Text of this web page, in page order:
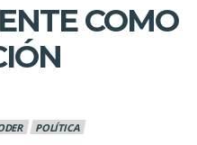
COMO
POLÍTICA